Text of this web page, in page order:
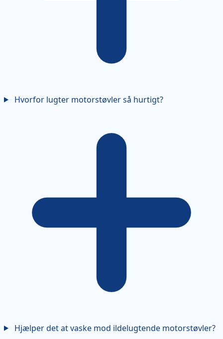
Hvorfor lugter motorstøvler så hurtigt?
Hjælper det at vaske mod ildelugtende motorstøvler?